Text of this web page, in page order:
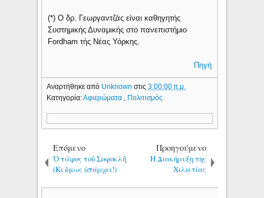
(*) Ο δρ. Γεωργαντζάς είναι καθηγητής
Συστημικής Δυναμικής στο πανεπιστήμιο
Fordham τής Νέας Υόρκης.
Πηγή
Αναρτήθηκε από Unknownστις3:00:00 π.μ.
Κατηγορία:Αφιερώματα Πολιτισμός
Επόμενο
Ὁ τάφος τοῦ Σοφοκλῆ
(Kι ὅμως ὑπάρχει!)
Προηγούμενο
Η Διακήρυξη της
Χιλιετίας